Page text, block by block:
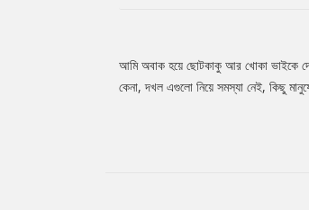
Tab
আমি অবাক হয়ে ছোটকাকু আর খোকা ভাইকে
কেনা, দখল এগুলো নিয়ে সমস্যা নেই, কিছু